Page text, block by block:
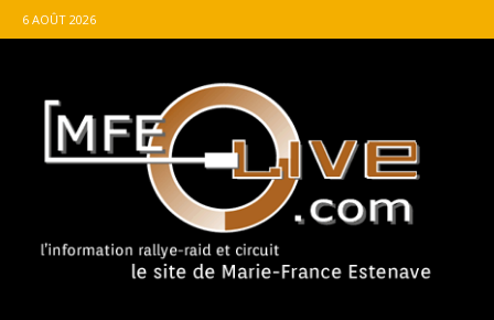
6 AOÛT 2026